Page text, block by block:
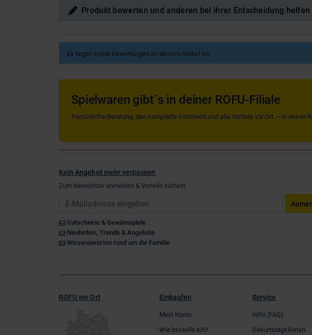
Produkt bewerten und anderen bei ihrer Entscheidung helfen
Es liegen keine Bewertungen zu diesem Artikel vor.
Spielwaren gibt´s in deiner ROFU-Filiale
Persönliche Beratung, das komplette Sortiment und alle Vorteile vor Ort — in deiner
Kein Angebot mehr verpassen
Zum Newsletter anmelden & Vorteile sichern
Gutscheine & Gewinnspiele
Neuheiten, Trends & Angebote
Wissenswertes rund um die Familie
ROFU vor Ort Einkaufen
Mein Konto
Wie bestelle ich?
Service
Hilfe (FAQ)
Geburtstagskisten